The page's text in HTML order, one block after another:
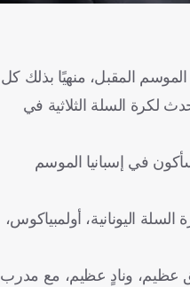
الإسباني الموسم المقبل، منهيًا بذلك كل
السلة الثلاثية في
في إسبانيا الموسم
اليونانية، أولمبياكوس،
فريق عظيم، ونادٍ عظيم، مع مدرب